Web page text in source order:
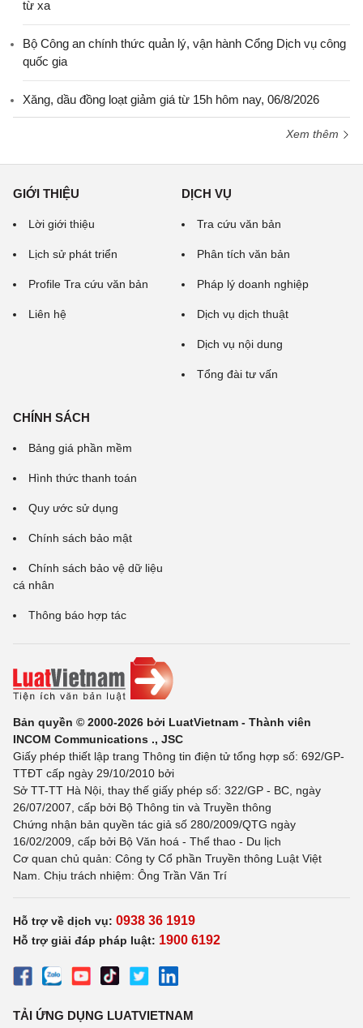
từ xa
Bộ Công an chính thức quản lý, vận hành Cổng Dịch vụ công
quốc gia
Xăng, dầu đồng loạt giảm giá từ 15h hôm nay, 06/8/2026
Xem thêm
GIỚI THIỆU
Lời giới thiệu
Lịch sử phát triển
Profile Tra cứu văn bản
Liên hệ
DỊCH VỤ
Tra cứu văn bản
Phân tích văn bản
Pháp lý doanh nghiệp
Dịch vụ dịch thuật
Dịch vụ nội dung
Tổng đài tư vấn
CHÍNH SÁCH
Bảng giá phần mềm
Hình thức thanh toán
Quy ước sử dụng
Chính sách bảo mật
Chính sách bảo vệ dữ liệu
cá nhân
Thông báo hợp tác
Bản quyền © 2000-2026 bởi LuatVietnam - Thành viên
INCOM Communications ., JSC
Giấy phép thiết lập trang Thông tin điện tử tổng hợp số: 692/GP-
TTĐT cấp ngày 29/10/2010 bởi
Sở TT-TT Hà Nội, thay thế giấy phép số: 322/GP - BC, ngày
26/07/2007, cấp bởi Bộ Thông tin và Truyền thông
Chứng nhận bản quyền tác giả số 280/2009/QTG ngày
16/02/2009, cấp bởi Bộ Văn hoá - Thể thao - Du lịch
Cơ quan chủ quản: Công ty Cổ phần Truyền thông Luật Việt
Nam. Chịu trách nhiệm: Ông Trần Văn Trí
Hỗ trợ về dịch vụ: 0938 36 1919
Hỗ trợ giải đáp pháp luật: 1900 6192
TẢI ỨNG DỤNG LUATVIETNAM